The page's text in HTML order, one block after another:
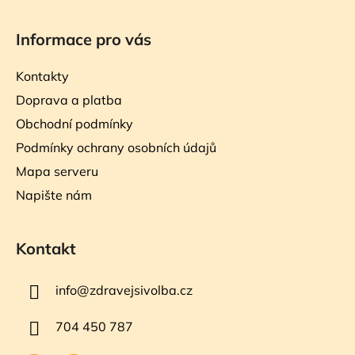
Informace pro vás
Kontakty
Doprava a platba
Obchodní podmínky
Podmínky ochrany osobních údajů
Mapa serveru
Napište nám
Kontakt
info@zdravejsivolba.cz
704 450 787